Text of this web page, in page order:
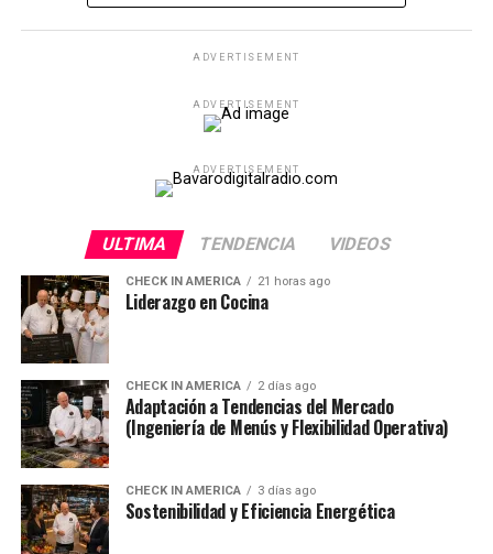
ADVERTISEMENT
ADVERTISEMENT
ADVERTISEMENT
ULTIMA TENDENCIA VIDEOS
CHECK IN AMERICA 21 horas ago
Liderazgo en Cocina
CHECK IN AMERICA 2 días ago
Adaptación a Tendencias del Mercado
(Ingeniería de Menús y Flexibilidad Operativa)
CHECK IN AMERICA 3 días ago
Sostenibilidad y Eficiencia Energética